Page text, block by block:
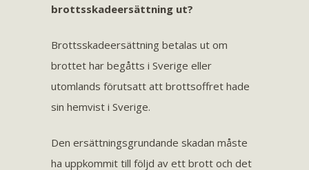
brottsskadeersättning ut?
Brottsskadeersättning betalas ut om
brottet har begåtts i Sverige eller
utomlands förutsatt att brottsoffret hade
sin hemvist i Sverige.
Den ersättningsgrundande skadan måste
ha uppkommit till följd av ett brott och det